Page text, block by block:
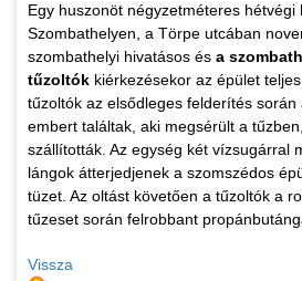
Egy huszonöt négyzetméteres hétvégi
Szombathelyen, a Törpe utcában
szombathelyi hivatásos és a
tűzoltók kiérkezésekor az épület
tűzoltók az elsődleges felderítés
embert találtak, aki megsérült a
szállították. Az egység két vízsugárral
lángok átterjedjenek a szomszédos
tüzet. Az oltást követően a tűzoltók a
tűzeset során felrobbant
Vissza